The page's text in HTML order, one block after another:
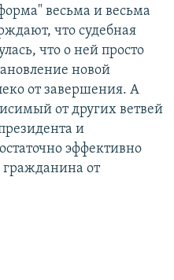
весьма и весьма
что судебная
что о ней просто
новой
от завершения. А
от других ветвей
и
эффективно
гражданина от